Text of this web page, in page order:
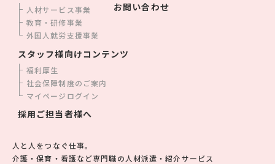
人材サービス事業
教育・研修事業
外国人就労支援事業
お問い合わせ
スタッフ様向けコンテンツ
福利厚生
社会保障制度のご案内
マイページログイン
採用ご担当者様へ
人と人をつなぐ仕事。
介護・保育・看護など専門職の人材派遣・紹介サービス